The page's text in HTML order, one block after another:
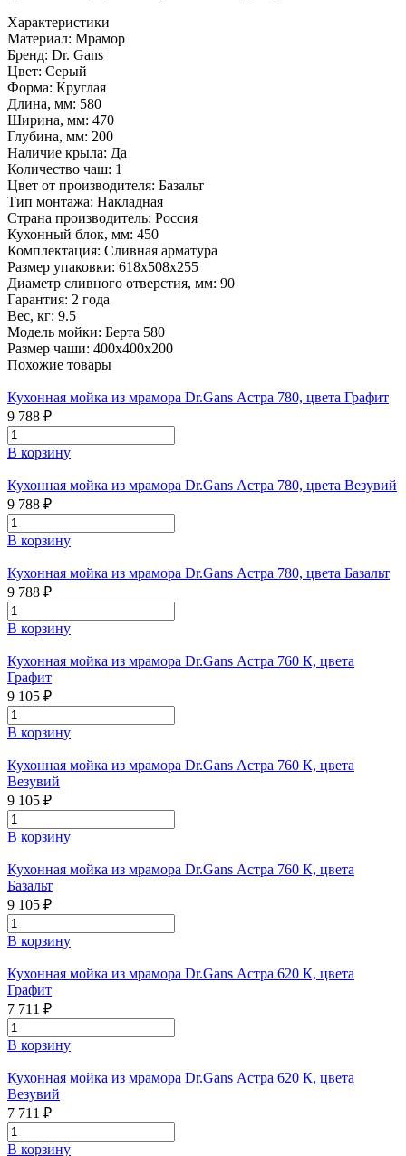
Характеристики
Материал: Мрамор
Бренд: Dr. Gans
Цвет: Серый
Форма: Круглая
Длина, мм: 580
Ширина, мм: 470
Глубина, мм: 200
Наличие крыла: Да
Количество чаш: 1
Цвет от производителя: Базальт
Тип монтажа: Накладная
Страна производитель: Россия
Кухонный блок, мм: 450
Комплектация: Сливная арматура
Размер упаковки: 618х508х255
Диаметр сливного отверстия, мм: 90
Гарантия: 2 года
Вес, кг: 9.5
Модель мойки: Берта 580
Размер чаши: 400х400х200
Похожие товары
Кухонная мойка из мрамора Dr.Gans Астра 780, цвета Графит
9 788 ₽
В корзину
Кухонная мойка из мрамора Dr.Gans Астра 780, цвета Везувий
9 788 ₽
В корзину
Кухонная мойка из мрамора Dr.Gans Астра 780, цвета Базальт
9 788 ₽
В корзину
Кухонная мойка из мрамора Dr.Gans Астра 760 К, цвета
Графит
9 105 ₽
В корзину
Кухонная мойка из мрамора Dr.Gans Астра 760 К, цвета
Везувий
9 105 ₽
В корзину
Кухонная мойка из мрамора Dr.Gans Астра 760 К, цвета
Базальт
9 105 ₽
В корзину
Кухонная мойка из мрамора Dr.Gans Астра 620 К, цвета
Графит
7 711 ₽
В корзину
Кухонная мойка из мрамора Dr.Gans Астра 620 К, цвета
Везувий
7 711 ₽
В корзину